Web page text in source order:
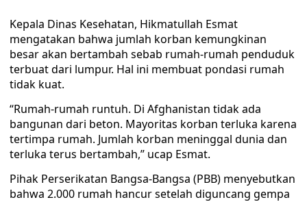
Kepala Dinas Kesehatan, Hikmatullah Esmat
mengatakan bahwa jumlah korban kemungkinan
besar akan bertambah sebab rumah-rumah penduduk
terbuat dari lumpur. Hal ini membuat pondasi rumah
tidak kuat.
“Rumah-rumah runtuh. Di Afghanistan tidak ada
bangunan dari beton. Mayoritas korban terluka karena
tertimpa rumah. Jumlah korban meninggal dunia dan
terluka terus bertambah,” ucap Esmat.
Pihak Perserikatan Bangsa-Bangsa (PBB) menyebutkan
bahwa 2.000 rumah hancur setelah diguncang gempa